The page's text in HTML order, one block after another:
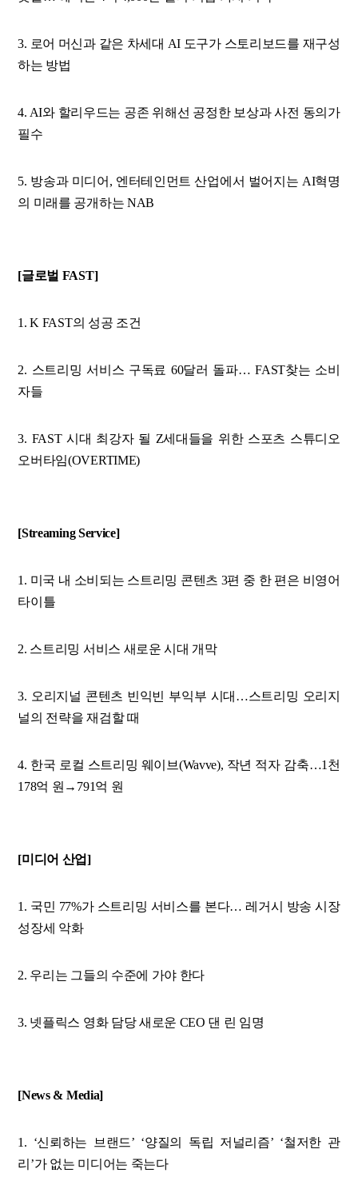
3. 로어 머신과 같은 차세대 AI 도구가 스토리보드를 재구성
하는 방법
4. AI와 할리우드는 공존 위해선 공정한 보상과 사전 동의가
필수
5. 방송과 미디어, 엔터테인먼트 산업에서 벌어지는 AI혁명
의 미래를 공개하는 NAB
[글로벌 FAST]
1. K FAST의 성공 조건
2. 스트리밍 서비스 구독료 60달러 돌파… FAST찾는 소비
자들
3. FAST 시대 최강자 될 Z세대들을 위한 스포츠 스튜디오
오버타임(OVERTIME)
[Streaming Service]
1. 미국 내 소비되는 스트리밍 콘텐츠 3편 중 한 편은 비영어
타이틀
2. 스트리밍 서비스 새로운 시대 개막
3. 오리지널 콘텐츠 빈익빈 부익부 시대…스트리밍 오리지
널의 전략을 재검할 때
4. 한국 로컬 스트리밍 웨이브(Wavve), 작년 적자 감축…1천
178억 원→791억 원
[미디어 산업]
1. 국민 77%가 스트리밍 서비스를 본다… 레거시 방송 시장
성장세 악화
2. 우리는 그들의 수준에 가야 한다
3. 넷플릭스 영화 담당 새로운 CEO 댄 린 임명
[News & Media]
1. ‘신뢰하는 브랜드’ ‘양질의 독립 저널리즘’ ‘철저한 관
리’가 없는 미디어는 죽는다